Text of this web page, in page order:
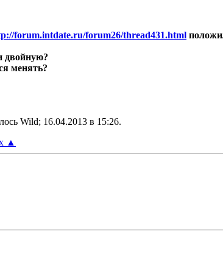
forum.intdate.ru/forum26/thread431.html
двойную?
менять?
Wild; 16.04.2013 в 15:26.
▲